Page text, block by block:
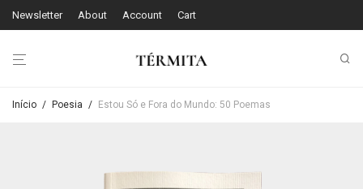
Newsletter About Account Cart
Início / Poesia / Estou Só e Fora do Mundo: 50 Poemas